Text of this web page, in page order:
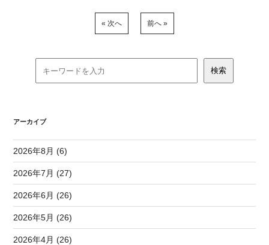
« 次へ 前へ »
アーカイブ
2026年8月 (6)
2026年7月 (27)
2026年6月 (26)
2026年5月 (26)
2026年4月 (26)